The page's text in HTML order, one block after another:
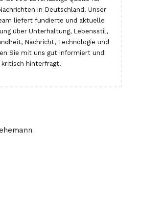
in Deutschland. Unser
liefert fundierte und aktuelle
über Unterhaltung, Lebensstil,
Nachricht, Technologie und
Sie mit uns gut informiert und
kritisch hinterfragt.